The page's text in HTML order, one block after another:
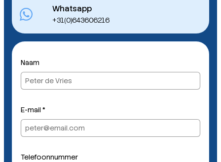
Whatsapp
+31(0)643606216
Naam
E-mail *
Telefoonnummer